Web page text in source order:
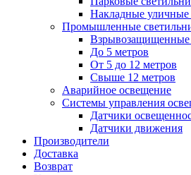
Накладные уличные
Промышленные
Взрывозащищенные
До 5 метров
От 5 до 12 метров
Свыше 12 метров
Аварийное освещение
Системы управления
Датчики
Датчики движения
Производители
Доставка
Возврат